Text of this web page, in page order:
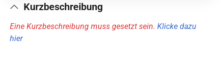
Kurzbeschreibung
Eine Kurzbeschreibung muss gesetzt sein. Klicke dazu
hier